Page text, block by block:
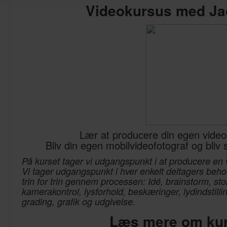
Videokursus med
Lær at producere din egen
Bliv din egen mobilvideofotograf og bliv
På kurset tager vi udgangspunkt i at producere
Vi tager udgangspunkt i hver enkelt deltagers
trin for trin gennem processen: Idé, brainstorm,
kamerakontrol, lysforhold, beskæringer,
grading, grafik og udgivelse.
Læs mere om